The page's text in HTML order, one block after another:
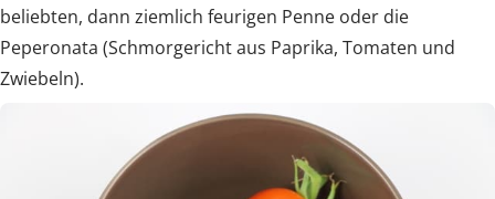
beliebten, dann ziemlich feurigen Penne oder die
Peperonata (Schmorgericht aus Paprika, Tomaten und
Zwiebeln).